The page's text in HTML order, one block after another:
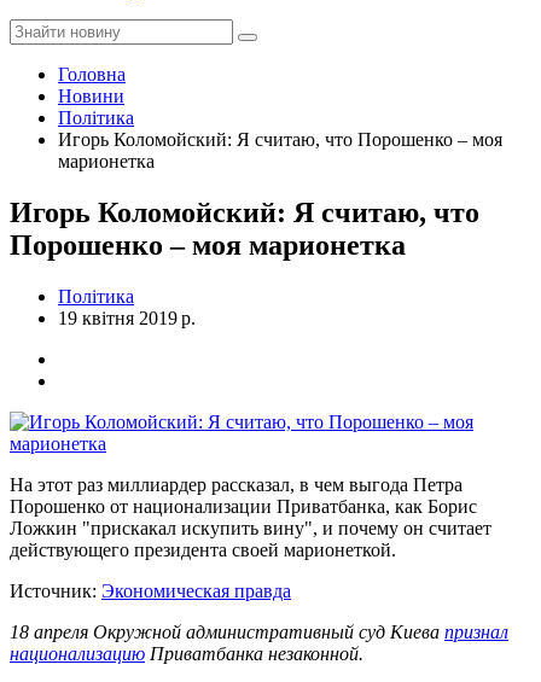
Головна
Новини
Політика
Игорь Коломойский: Я считаю, что Порошенко – моя
марионетка
Игорь Коломойский: Я считаю, что
Порошенко – моя марионетка
Політика
19 квітня 2019 р.
На этот раз миллиардер рассказал, в чем выгода Петра
Порошенко от национализации Приватбанка, как Борис
Ложкин "прискакал искупить вину", и почему он считает
действующего президента своей марионеткой.
Источник: Экономическая правда
18 апреля Окружной административный суд Киева признал
национализацию Приватбанка незаконной.